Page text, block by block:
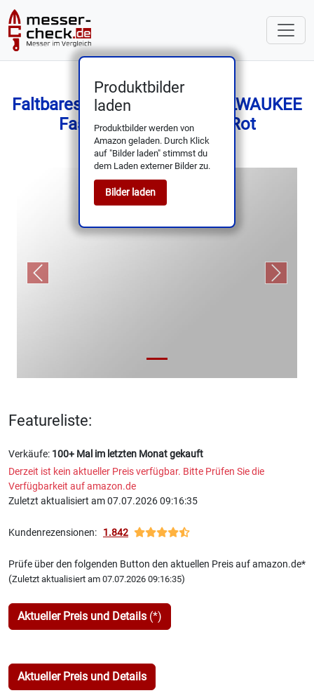
Produktbilder
laden
Produktbilder werden von
Amazon geladen. Durch Klick
auf "Bilder laden" stimmst du
dem Laden externer Bilder zu.
Bilder laden
Faltbares Taschenmesser MILWAUKEE
Fastback 4932471357, Rot
Previous Next
Featureliste:
Verkäufe: 100+ Mal im letzten Monat gekauft
Derzeit ist kein aktueller Preis verfügbar. Bitte Prüfen Sie die
Verfügbarkeit auf amazon.de
Zuletzt aktualisiert am 07.07.2026 09:16:35
Kundenrezensionen: 1.842
Prüfe über den folgenden Button den aktuellen Preis auf amazon.de*
(Zuletzt aktualisiert am 07.07.2026 09:16:35)
Aktueller Preis und Details (*)
Aktueller Preis und Details